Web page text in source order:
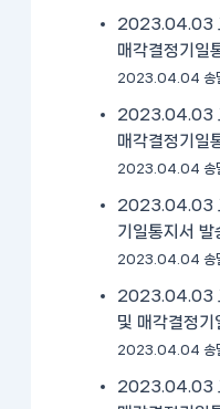
2023.04.03
매각결정기일
2023.04.04 송
2023.04.03
매각결정기일
2023.04.04 송
2023.04.03
기일통지서 발
2023.04.04 송
2023.04.03
및 매각결정기
2023.04.04 송
2023.04.03